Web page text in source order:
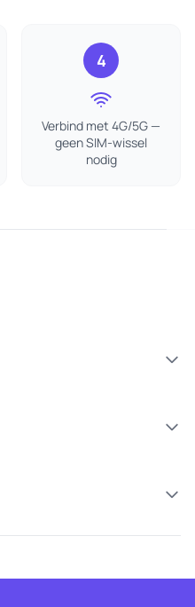
4
Verbind met 4G/5G —
geen SIM-wissel
nodig